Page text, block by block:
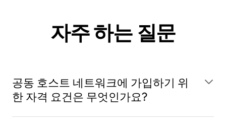
자주 하는 질문
공동 호스트 네트워크에 가입하기 위
한 자격 요건은 무엇인가요?